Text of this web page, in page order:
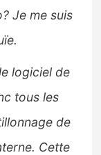
Je me suis
logiciel de
tous les
de
Cette